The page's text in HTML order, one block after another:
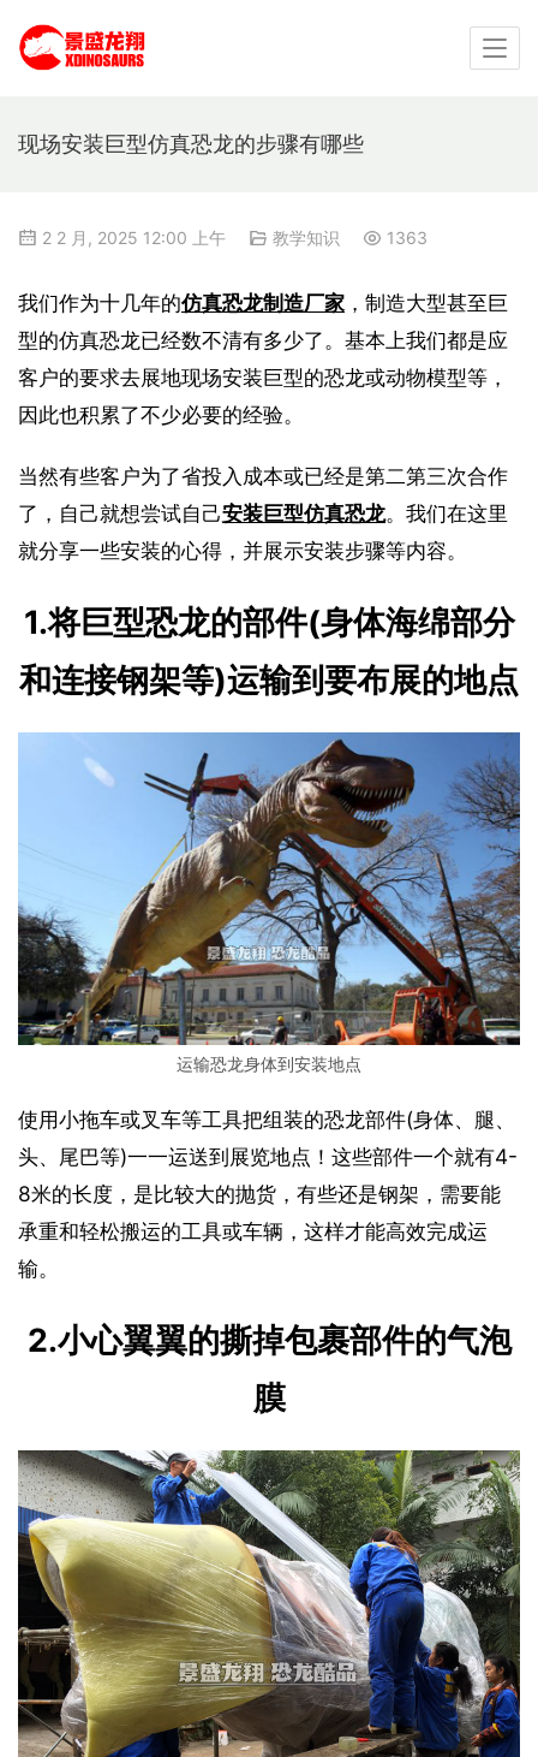
现场安装巨型仿真恐龙的步骤有哪些
2 2 月, 2025 12:00 上午 教学知识 1363
我们作为十几年的仿真恐龙制造厂家 ，制造大型甚至巨
型的仿真恐龙已经数不清有多少了。基本上我们都是应
客户的要求去展地现场安装巨型的恐龙或动物模型等，
因此也积累了不少必要的经验。
当然有些客户为了省投入成本或已经是第二第三次合作
了，自己就想尝试自己安装巨型仿真恐龙。我们在这里
就分享一些安装的心得，并展示安装步骤等内容。
1.将巨型恐龙的部件(身体海绵部分
和连接钢架等)运输到要布展的地点
运输恐龙身体到安装地点
使用小拖车或叉车等工具把组装的恐龙部件(身体、腿、
头、尾巴等)一一运送到展览地点！这些部件一个就有4-
8米的长度，是比较大的抛货，有些还是钢架，需要能
承重和轻松搬运的工具或车辆，这样才能高效完成运
输。
2.小心翼翼的撕掉包裹部件的气泡
膜